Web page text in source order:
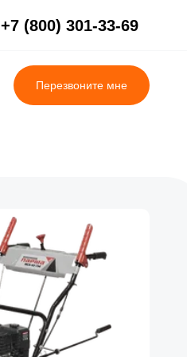
+7 (800) 301-33-69
Перезвоните мне